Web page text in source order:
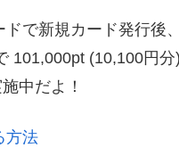
で新規カード発行後
101,000pt (10,100円分
中だよ！
方法